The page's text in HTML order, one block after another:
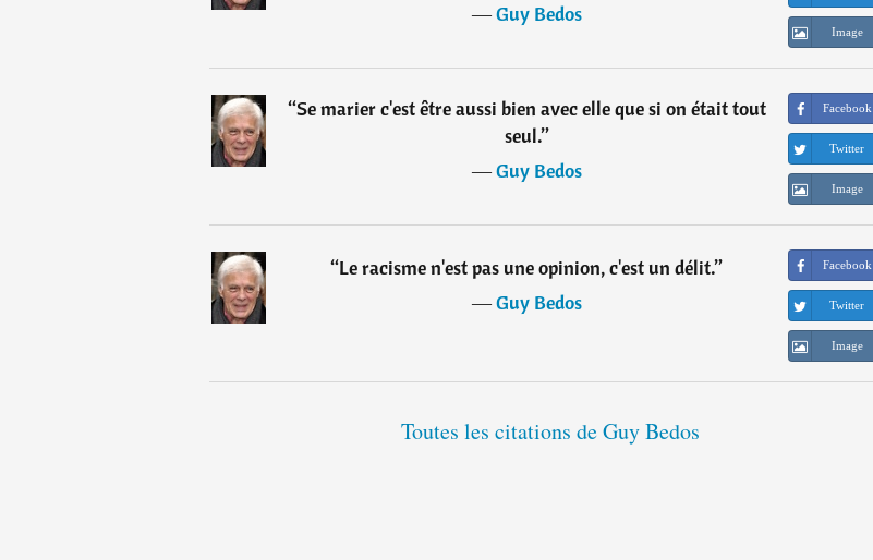
―Guy Bedos
Image
“Se marier c'est être aussi bien avec elle que si on était tout
seul.”
―Guy Bedos
Facebook
Twitter
Image
“Le racisme n'est pas une opinion, c'est un délit.”
―Guy Bedos
Facebook
Twitter
Image
Toutes les citations de Guy Bedos